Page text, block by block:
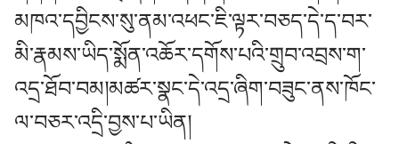
མཁའ་དབྱིངས་སུ་ནམ་འཕང་ཇི་ལྟར་བཅད་དེ་ད་བར་
མི་རྣམས་ཡིད་སྨོན་འཆོར་དགོས་པའི་གྲུབ་འབྲས་ག་
འདྲ་ཐོབ་བམ།མཚར་སྣང་དེ་འདྲ་ཞིག་བཟུང་ནས་ཁོང་
ལ་བཅར་འདྲི་བྱས་པ་ཡིན།